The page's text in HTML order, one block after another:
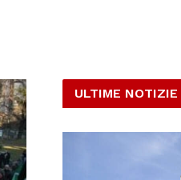
ULTIME NOTIZIE